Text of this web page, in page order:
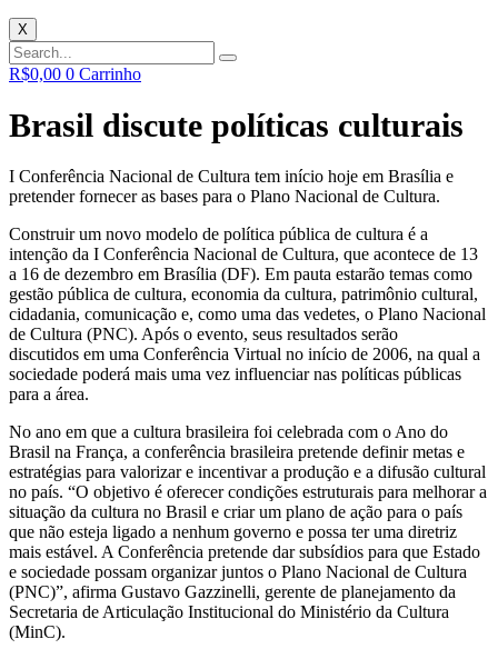
X
R$0,00 0 Carrinho
Brasil discute políticas culturais
I Conferência Nacional de Cultura tem início hoje em Brasília e
pretender fornecer as bases para o Plano Nacional de Cultura.
Construir um novo modelo de política pública de cultura é a
intenção da I Conferência Nacional de Cultura, que acontece de 13
a 16 de dezembro em Brasília (DF). Em pauta estarão temas como
gestão pública de cultura, economia da cultura, patrimônio cultural,
cidadania, comunicação e, como uma das vedetes, o Plano Nacional
de Cultura (PNC). Após o evento, seus resultados serão
discutidos em uma Conferência Virtual no início de 2006, na qual a
sociedade poderá mais uma vez influenciar nas políticas públicas
para a área.
No ano em que a cultura brasileira foi celebrada com o Ano do
Brasil na França, a conferência brasileira pretende definir metas e
estratégias para valorizar e incentivar a produção e a difusão cultural
no país. “O objetivo é oferecer condições estruturais para melhorar a
situação da cultura no Brasil e criar um plano de ação para o país
que não esteja ligado a nenhum governo e possa ter uma diretriz
mais estável. A Conferência pretende dar subsídios para que Estado
e sociedade possam organizar juntos o Plano Nacional de Cultura
(PNC)”, afirma Gustavo Gazzinelli, gerente de planejamento da
Secretaria de Articulação Institucional do Ministério da Cultura
(MinC).